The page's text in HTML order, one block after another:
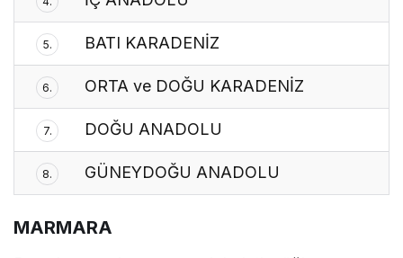
5. BATI KARADENİZ
6. ORTA ve DOĞU KARADENİZ
7. DOĞU ANADOLU
8. GÜNEYDOĞU ANADOLU
MARMARA